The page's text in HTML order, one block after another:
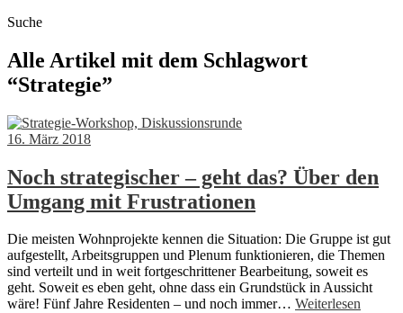
Suche
Alle Artikel mit dem Schlagwort
“Strategie”
16. März 2018
Noch strategischer – geht das? Über den
Umgang mit Frustrationen
Die meisten Wohnprojekte kennen die Situation: Die Gruppe ist gut
aufgestellt, Arbeitsgruppen und Plenum funktionieren, die Themen
sind verteilt und in weit fortgeschrittener Bearbeitung, soweit es
geht. Soweit es eben geht, ohne dass ein Grundstück in Aussicht
wäre! Fünf Jahre Residenten – und noch immer… Weiterlesen